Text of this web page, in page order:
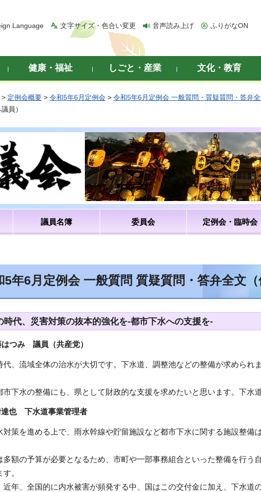
Language 文字サイズ・色合い変更 音声読み上げ ふりがなON
健康・福祉 しごと・産業 文化・教育
> 定例会概要 > 令和5年6月定例会 > 令和5年6月定例会 一般質問・質疑質問・答弁
員）
議員名簿 委員会 定例会・臨時会
5年6月定例会 一般質問 質疑質問・答弁全文（
時代、災害対策の抜本的強化を-都市下水への支援を-
つみ 議員（共産党）
代、流域全体の治水が大切です。下水道、調整池などの整備が求められ
市下水の整備にも、県として財政的な支援を求めたいと思います。下水
也 下水道事業管理者
対策を進める上で、雨水幹線や貯留施設など都市下水に関する施設整備
多額の予算が必要となるため、市町や一部事務組合といった整備を行う
。
近年、全国的に内水被害が頻発する中、国はこの交付金に加え、下水道